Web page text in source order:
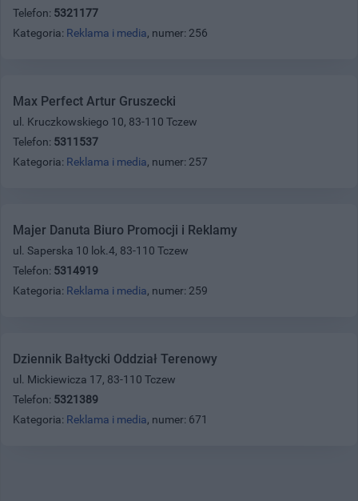
Telefon: 5321177
Kategoria: Reklama i media, numer: 256
Max Perfect Artur Gruszecki
ul. Kruczkowskiego 10, 83-110 Tczew
Telefon: 5311537
Kategoria: Reklama i media, numer: 257
Majer Danuta Biuro Promocji i Reklamy
ul. Saperska 10 lok.4, 83-110 Tczew
Telefon: 5314919
Kategoria: Reklama i media, numer: 259
Dziennik Bałtycki Oddział Terenowy
ul. Mickiewicza 17, 83-110 Tczew
Telefon: 5321389
Kategoria: Reklama i media, numer: 671